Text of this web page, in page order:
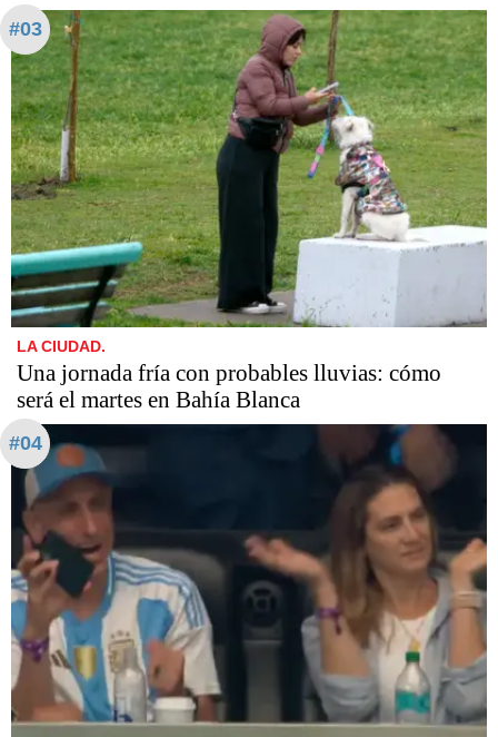
#03
LA CIUDAD.
Una jornada fría con probables lluvias: cómo
será el martes en Bahía Blanca
#04